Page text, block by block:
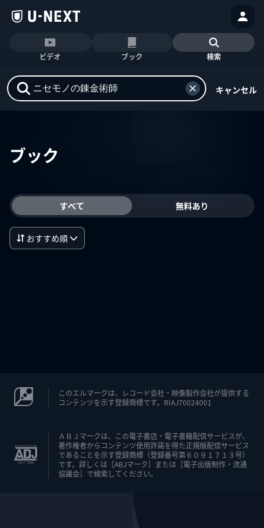
ビデオ ブック 検索
キャンセル
ブック
すべて 無料あり
おすすめ順
このエルマークは、レコード会社・映像製作会社が提供する
コンテンツを示す登録商標です。RIAJ70024001
ＡＢＪマークは、この電子書店・電子書籍配信サービスが、
著作権者からコンテンツ使用許諾を得た正規版配信サービス
であることを示す登録商標（登録番号第６０９１７１３号）
です。詳しくは［ABJマーク］または［電子出版制作・流通
協議会］で検索してください。